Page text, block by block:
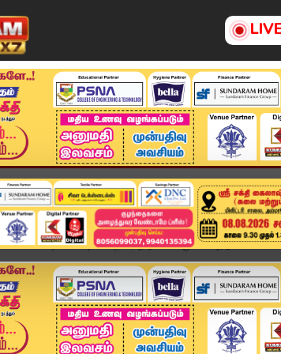
அண்மை தமிழ்நாடு சினிமா அரசியல்
Ditwah Cyclone | கடல்நீரை தடுக்க கருங்கல் தடுப்...